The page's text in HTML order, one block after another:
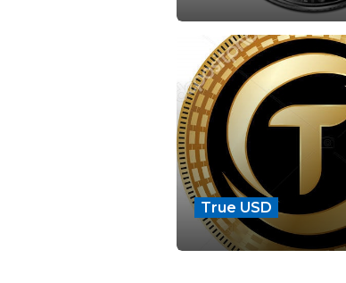
True USD